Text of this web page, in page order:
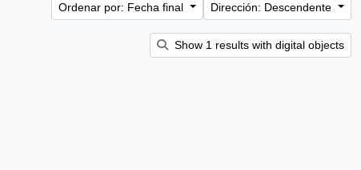
Ordenar por: Fecha final Dirección: Descendente
Show 1 results with digital objects